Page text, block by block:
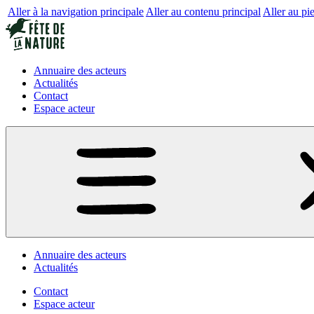
Aller à la navigation principale Aller au contenu principal Aller au
Annuaire des acteurs
Actualités
Contact
Espace acteur
Annuaire des acteurs
Actualités
Contact
Espace acteur